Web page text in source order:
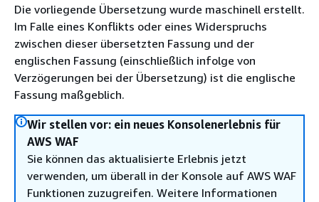
Die vorliegende Übersetzung wurde maschinell erstellt.
Im Falle eines Konflikts oder eines Widerspruchs
zwischen dieser übersetzten Fassung und der
englischen Fassung (einschließlich infolge von
Verzögerungen bei der Übersetzung) ist die englische
Fassung maßgeblich.
Wir stellen vor: ein neues Konsolenerlebnis für
AWS WAF
Sie können das aktualisierte Erlebnis jetzt
verwenden, um überall in der Konsole auf AWS WAF
Funktionen zuzugreifen. Weitere Informationen